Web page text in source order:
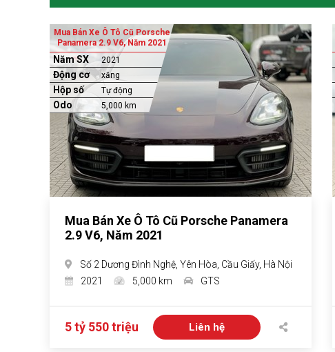
Mua Bán Xe Ô Tô Cũ Porsche
Panamera 2.9 V6, Năm 2021
Năm SX 2021
Động cơ xăng
Hộp số Tự động
Odo 5,000 km
Mua Bán Xe Ô Tô Cũ Porsche Panamera
2.9 V6, Năm 2021
Số 2 Dương Đình Nghệ, Yên Hòa, Cầu Giấy, Hà Nội
2021
5,000 km GTS
5 tỷ 550 triệu Liên hệ